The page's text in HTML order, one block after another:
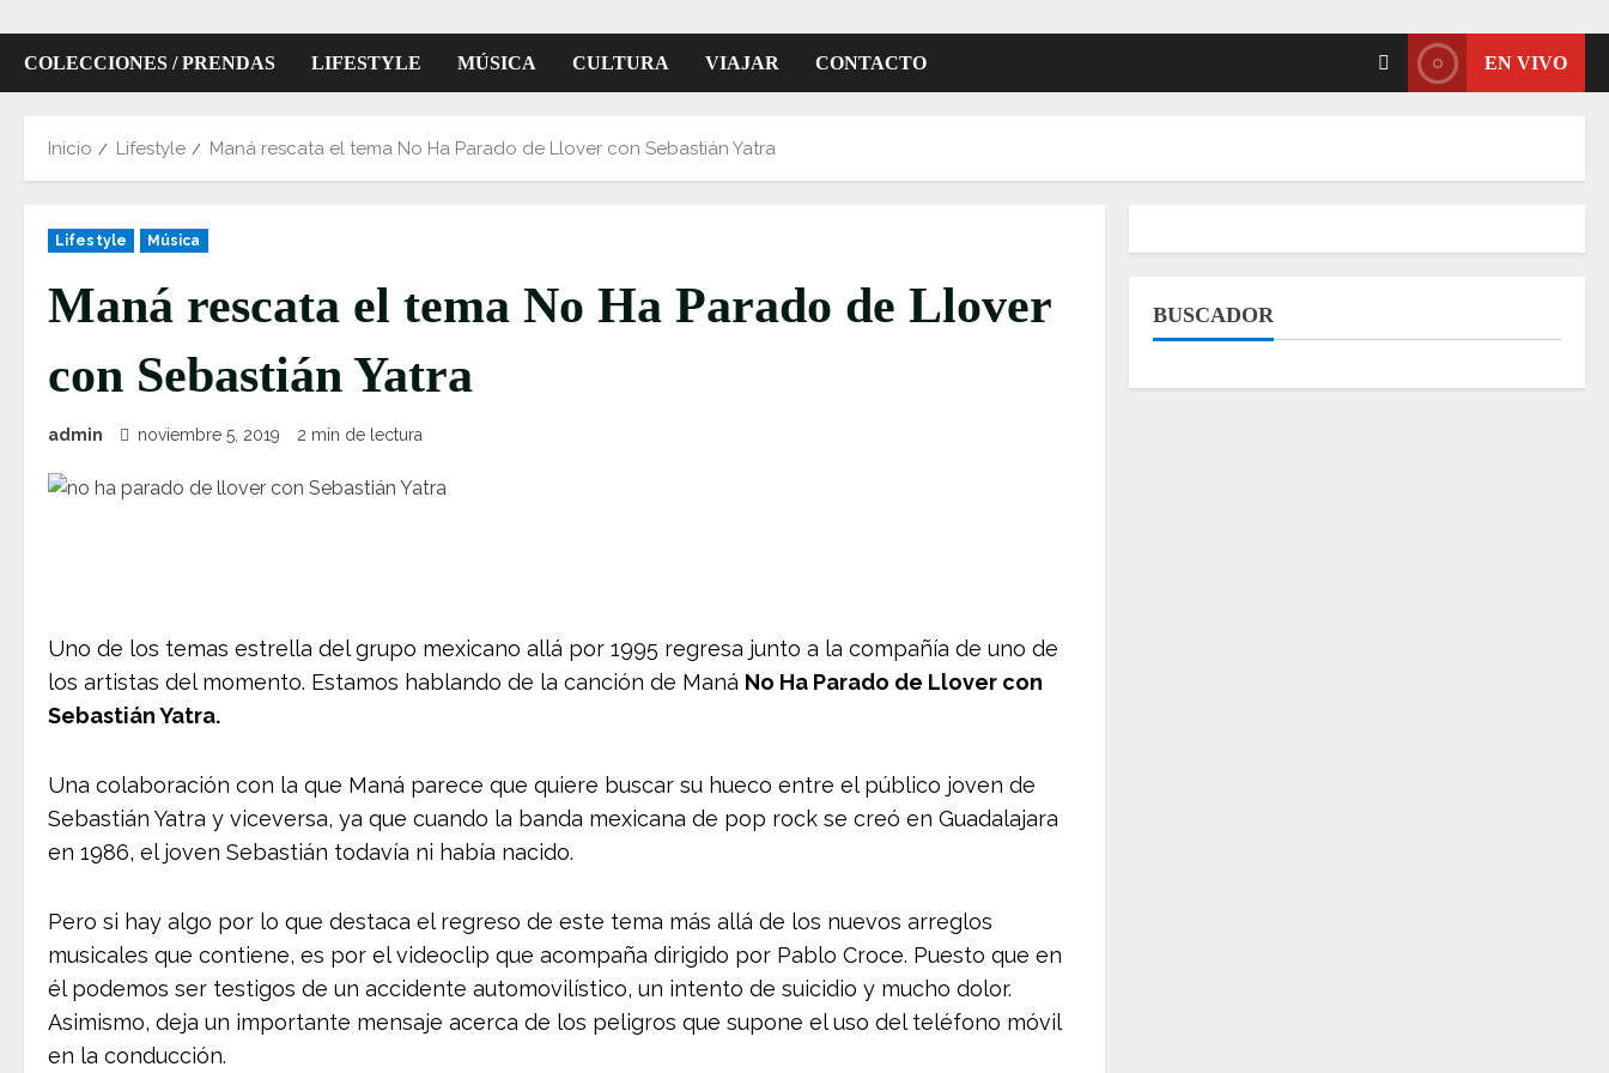
COLECCIONES / PRENDAS LIFESTYLE MÚSICA CULTURA VIAJAR CONTACTO EN VIVO
Inicio Lifestyle Maná rescata el tema No Ha Parado de Llover con Sebastián Yatra
Lifestyle Música
Maná rescata el tema No Ha Parado de Llover
con Sebastián Yatra
admin noviembre 5, 2019 2 min de lectura
Uno de los temas estrella del grupo mexicano allá por 1995 regresa junto a la compañía de uno de
los artistas del momento. Estamos hablando de la canción de Maná No Ha Parado de Llover con
Sebastián Yatra.
Una colaboración con la que Maná parece que quiere buscar su hueco entre el público joven de
Sebastián Yatra y viceversa, ya que cuando la banda mexicana de pop rock se creó en Guadalajara
en 1986, el joven Sebastián todavía ni había nacido.
Pero si hay algo por lo que destaca el regreso de este tema más allá de los nuevos arreglos
musicales que contiene, es por el videoclip que acompaña dirigido por Pablo Croce. Puesto que en
él podemos ser testigos de un accidente automovilístico, un intento de suicidio y mucho dolor.
Asimismo, deja un importante mensaje acerca de los peligros que supone el uso del teléfono móvil
en la conducción.
BUSCADOR